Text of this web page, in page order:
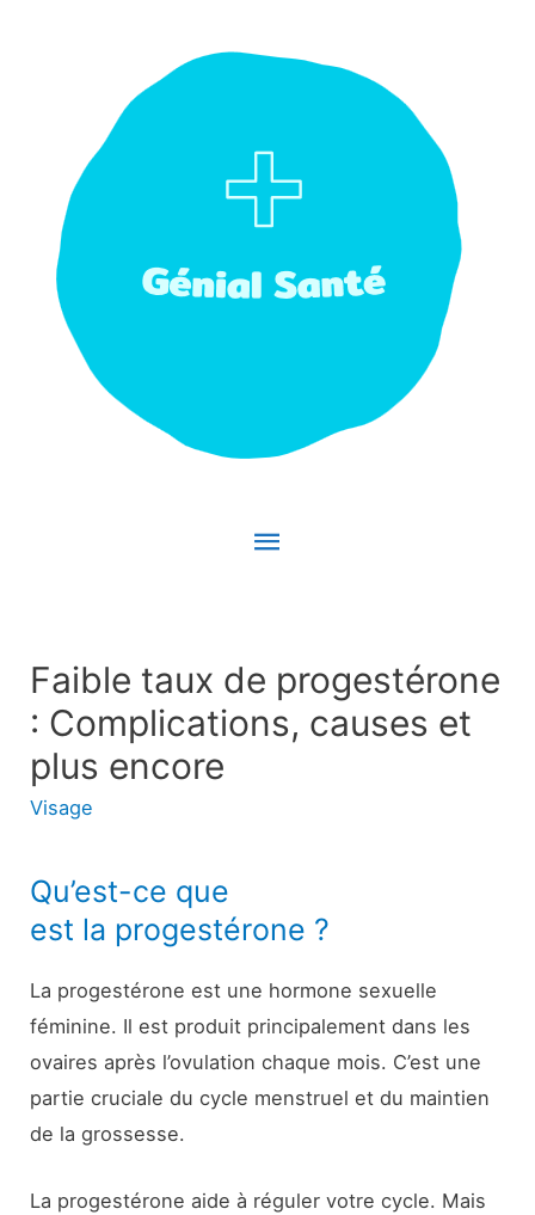
Menu
Faible taux de progestérone
: Complications, causes et
plus encore
Visage
Qu’est-ce que
est la progestérone ?
La progestérone est une hormone sexuelle
féminine. Il est produit principalement dans les
ovaires après l’ovulation chaque mois. C’est une
partie cruciale du cycle menstruel et du maintien
de la grossesse.
La progestérone aide à réguler votre cycle. Mais